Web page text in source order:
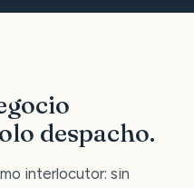
despacho.
interlocutor: sin